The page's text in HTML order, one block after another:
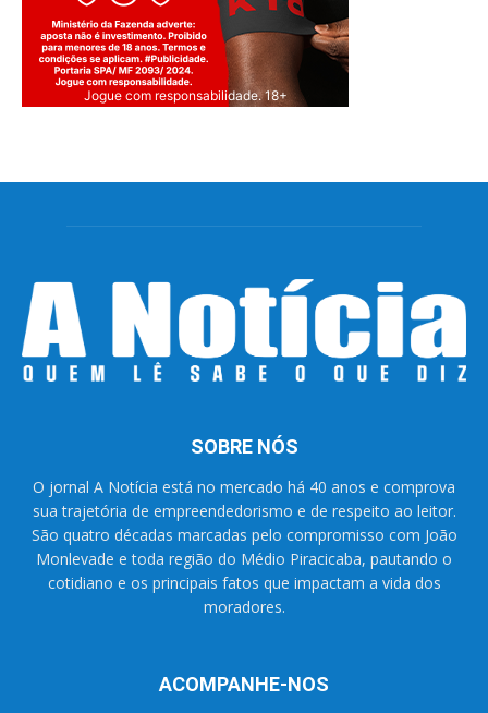
Jogue com responsabilidade. 18+
SOBRE NÓS
O jornal A Notícia está no mercado há 40 anos e comprova
sua trajetória de empreendedorismo e de respeito ao leitor.
São quatro décadas marcadas pelo compromisso com João
Monlevade e toda região do Médio Piracicaba, pautando o
cotidiano e os principais fatos que impactam a vida dos
moradores.
ACOMPANHE-NOS